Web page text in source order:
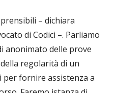
– dichiara
di Codici –. Parliamo
anonimato delle prove
regolarità di un
per fornire assistenza a